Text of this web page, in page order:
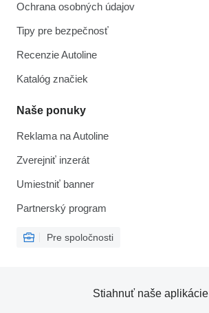
Ochrana osobných údajov
Tipy pre bezpečnosť
Recenzie Autoline
Katalóg značiek
Naše ponuky
Reklama na Autoline
Zverejniť inzerát
Umiestniť banner
Partnerský program
Pre spoločnosti
Stiahnuť naše aplikácie